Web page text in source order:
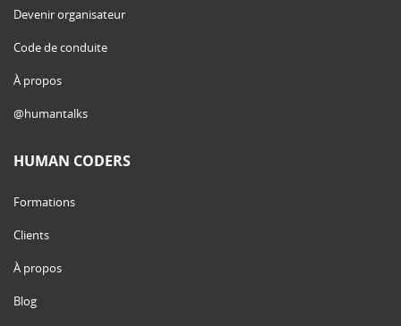
Devenir organisateur
Code de conduite
À propos
@humantalks
HUMAN CODERS
Formations
Clients
À propos
Blog